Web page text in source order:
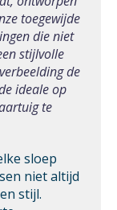
toegewijde
die niet
stijlvolle
de
ideale op
te
sloep
niet altijd
stijl.